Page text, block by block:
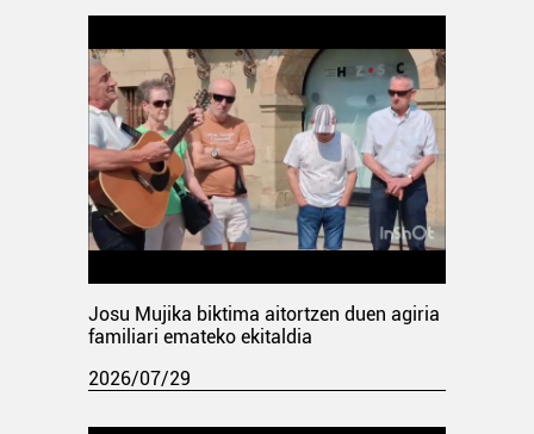
Josu Mujika biktima aitortzen duen agiria
familiari emateko ekitaldia
2026/07/29